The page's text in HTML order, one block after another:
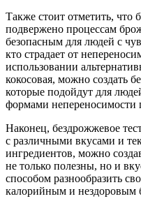
Также стоит отметить, что
подвержено процессам
безопасным для людей с
кто страдает от
использовании
кокосовая, можно создать
которые подойдут для
формами непереносимости
Наконец, бездрожжевое
с различными вкусами и
ингредиентов, можно
не только полезны, но и
способом разнообразить
калорийным и нездоровым